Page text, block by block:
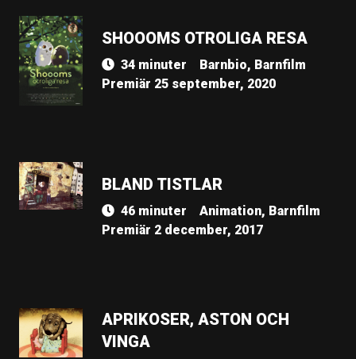
SHOOOMS OTROLIGA RESA
34 minuter
Barnbio, Barnfilm
Premiär 25 september, 2020
BLAND TISTLAR
46 minuter
Animation, Barnfilm
Premiär 2 december, 2017
APRIKOSER, ASTON OCH
VINGA